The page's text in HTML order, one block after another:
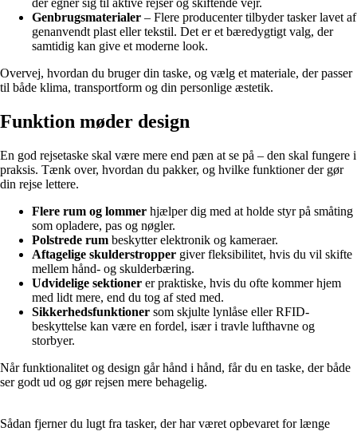
der egner sig til aktive rejser og skiftende vejr.
Genbrugsmaterialer – Flere producenter tilbyder tasker lavet af
genanvendt plast eller tekstil. Det er et bæredygtigt valg, der
samtidig kan give et moderne look.
Overvej, hvordan du bruger din taske, og vælg et materiale, der passer
til både klima, transportform og din personlige æstetik.
Funktion møder design
En god rejsetaske skal være mere end pæn at se på – den skal fungere i
praksis. Tænk over, hvordan du pakker, og hvilke funktioner der gør
din rejse lettere.
Flere rum og lommer hjælper dig med at holde styr på småting
som opladere, pas og nøgler.
Polstrede rum beskytter elektronik og kameraer.
Aftagelige skulderstropper giver fleksibilitet, hvis du vil skifte
mellem hånd- og skulderbæring.
Udvidelige sektioner er praktiske, hvis du ofte kommer hjem
med lidt mere, end du tog af sted med.
Sikkerhedsfunktioner som skjulte lynlåse eller RFID-
beskyttelse kan være en fordel, især i travle lufthavne og
storbyer.
Når funktionalitet og design går hånd i hånd, får du en taske, der både
ser godt ud og gør rejsen mere behagelig.
Sådan fjerner du lugt fra tasker, der har været opbevaret for længe